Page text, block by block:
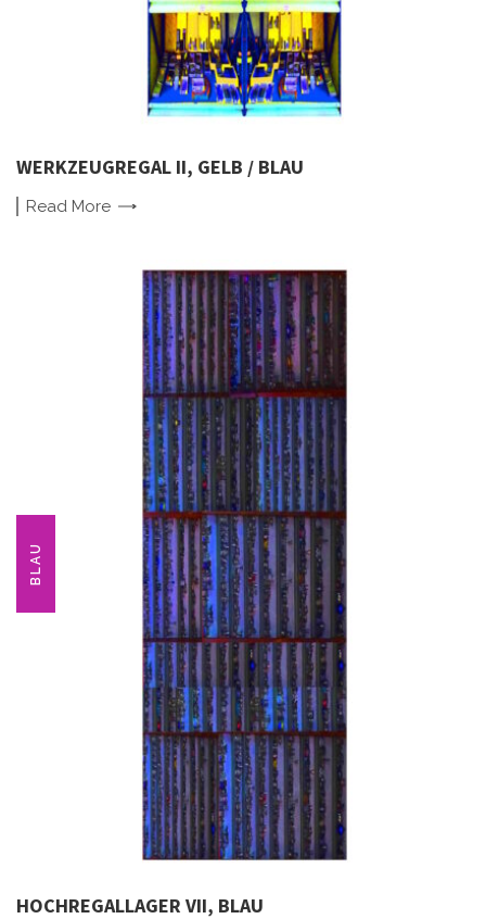
WERKZEUGREGAL II, GELB / BLAU
Read More
BLAU
HOCHREGALLAGER VII, BLAU